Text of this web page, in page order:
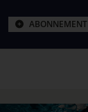
ABONNEMENT